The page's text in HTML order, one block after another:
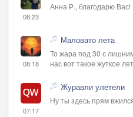
08:23
Анна Р., благодарю Вас!
08:18
Маловато лета
То жара под 30 с
нас вот такое жуткое
07:17
Журавли улетели
Ну ты здесь прям